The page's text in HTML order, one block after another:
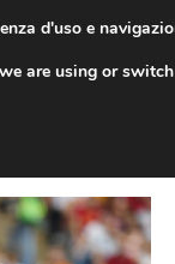
d'uso e
are using or